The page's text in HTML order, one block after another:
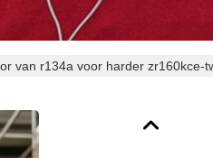
de rolcompressor van r134a voor harder